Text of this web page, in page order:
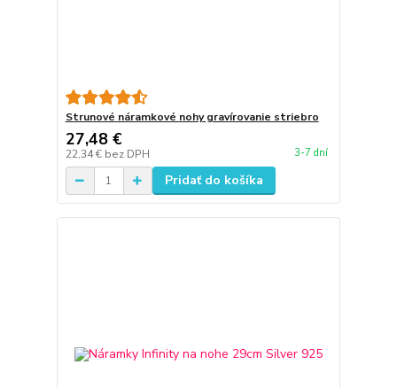
Strunové náramkové nohy gravírovanie striebro
27,48 €
22,34 € bez DPH 3-7 dní
Pridať do košíka